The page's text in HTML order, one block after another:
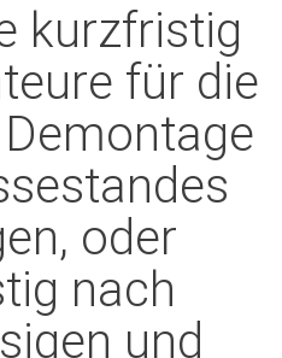
kurzfristig
für die
oder
nach
und